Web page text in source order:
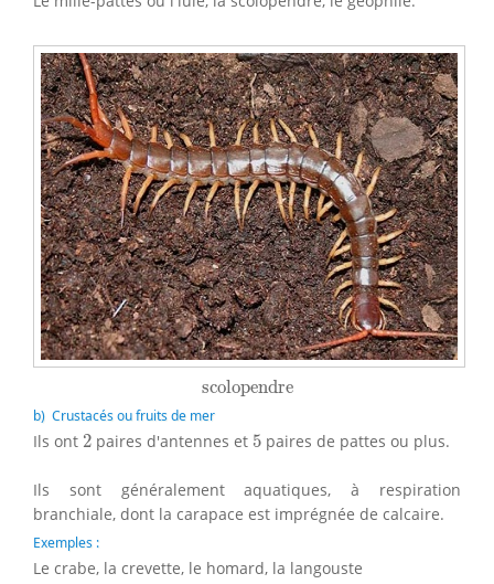
scolopendre
scolopendre
b) Crustacés ou fruits de mer
Ils ont 2
2 paires d'antennes et 5
5 paires de pattes ou plus.
Ils sont généralement aquatiques, à respiration
branchiale, dont la carapace est imprégnée de calcaire.
Exemples :
Le crabe, la crevette, le homard, la langouste